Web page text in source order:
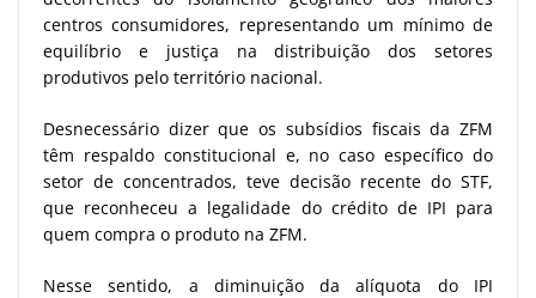
centros consumidores, representando um mínimo de
equilíbrio e justiça na distribuição dos setores
produtivos pelo território nacional.
Desnecessário dizer que os subsídios fiscais da ZFM
têm respaldo constitucional e, no caso específico do
setor de concentrados, teve decisão recente do STF,
que reconheceu a legalidade do crédito de IPI para
quem compra o produto na ZFM.
Nesse sentido, a diminuição da alíquota do IPI